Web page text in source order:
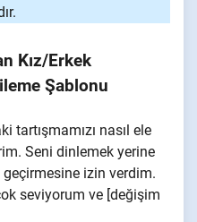
Kız/Erkek
Şablonu
tartışmamızı nasıl ele
Seni dinlemek yerine
geçirmesine izin verdim.
seviyorum ve [değişim